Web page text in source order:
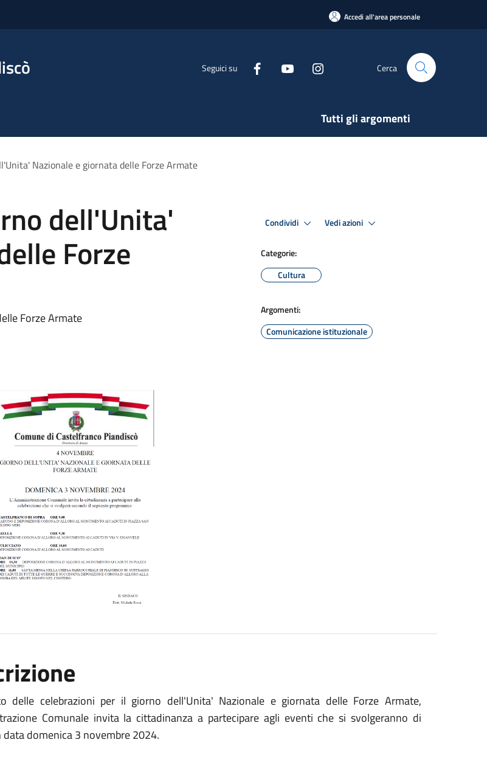
Accedi all'area personale
Seguici su Cerca
Tutti gli argomenti
Nazionale e giornata delle Forze Armate
dell'Unita'
Forze
Forze Armate
Condividi Vedi azioni
Categorie:
Cultura
Argomenti:
Comunicazione istituzionale
delle celebrazioni per il giorno dell'Unita' Nazionale e giornata delle Forze Armate,
Comunale invita la cittadinanza a partecipare agli eventi che si svolgeranno di
domenica 3 novembre 2024.